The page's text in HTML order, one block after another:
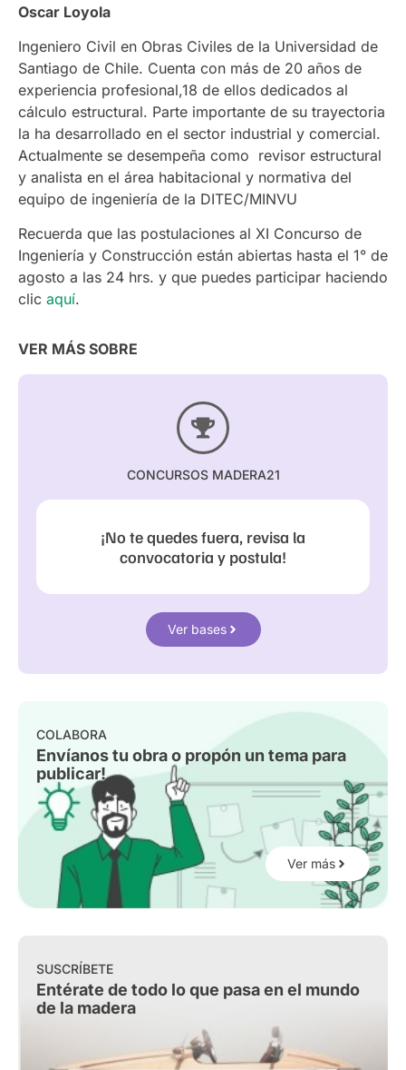
Oscar Loyola
Ingeniero Civil en Obras Civiles de la Universidad de
Santiago de Chile. Cuenta con más de 20 años de
experiencia profesional,18 de ellos dedicados al
cálculo estructural. Parte importante de su trayectoria
la ha desarrollado en el sector industrial y comercial.
Actualmente se desempeña como revisor estructural
y analista en el área habitacional y normativa del
equipo de ingeniería de la DITEC/MINVU
Recuerda que las postulaciones al XI Concurso de
Ingeniería y Construcción están abiertas hasta el 1° de
agosto a las 24 hrs. y que puedes participar haciendo
clic aquí.
VER MÁS SOBRE
CONCURSOS MADERA21
¡No te quedes fuera, revisa la
convocatoria y postula!
Ver bases
COLABORA
Envíanos tu obra o propón un tema para
publicar!
Ver más
SUSCRÍBETE
Entérate de todo lo que pasa en el mundo
de la madera